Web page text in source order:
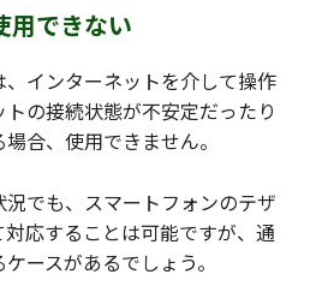
用できない
インターネットを介して操作
の接続状態が不安定だったり
合、使用できません。
でも、スマートフォンのテザ
応することは可能ですが、通
ースがあるでしょう。